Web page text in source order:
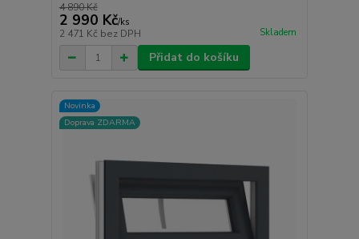
4 890 Kč
2 990 Kč/ks
2 471 Kč bez DPH Skladem
Přidat do košíku
Novinka
Doprava ZDARMA